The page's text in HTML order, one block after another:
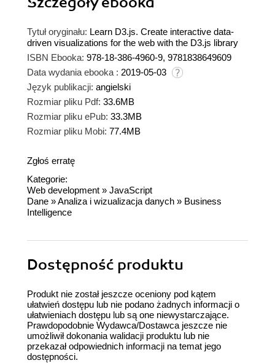
Tytuł oryginału: Learn D3.js. Create interactive data-
driven visualizations for the web with the D3.js library
ISBN Ebooka: 978-18-386-4960-9, 9781838649609
Data wydania ebooka : 2019-05-03
Język publikacji: angielski
Rozmiar pliku Pdf: 33.6MB
Rozmiar pliku ePub: 33.3MB
Rozmiar pliku Mobi: 77.4MB
Zgłoś erratę
Kategorie:
Web development » JavaScript
Dane »Analiza i wizualizacja danych » Business
Intelligence
Dostępność produktu
Produkt nie został jeszcze oceniony pod kątem
ułatwień dostępu lub nie podano żadnych informacji o
ułatwieniach dostępu lub są one niewystarczające.
Prawdopodobnie Wydawca/Dostawca jeszcze nie
umożliwił dokonania walidacji produktu lub nie
przekazał odpowiednich informacji na temat jego
dostępności.